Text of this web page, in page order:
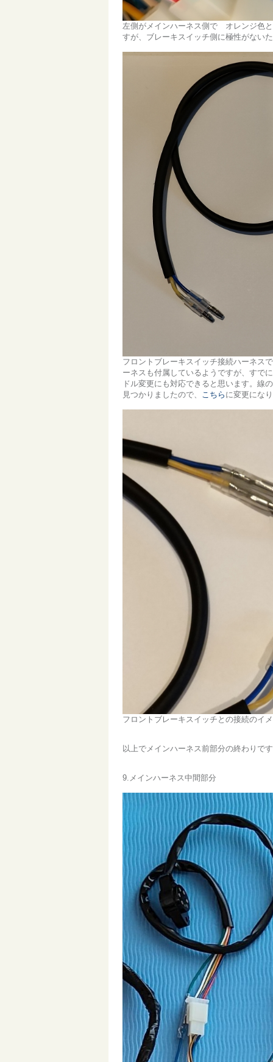
左側がメインハーネス側で オレンジ色
すが、ブレーキスイッチ側に極性がない
フロントブレーキスイッチ接続ハーネス
ーネスも付属しているようですが、すで
ドル変更にも対応できると思います。
見つかりましたので、 こちら に変更にな
フロントブレーキスイッチとの接続のイ
以上でメインハーネス前部分の終わりで
9.メインハーネス中間部分